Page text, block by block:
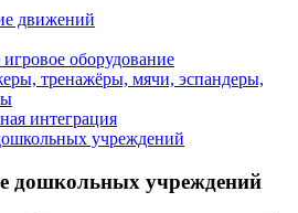
движений
оборудование
тренажёры, мячи, эспандеры,
интеграция
учреждений
дошкольных учреждений